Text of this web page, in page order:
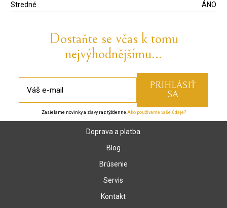
Stredné
ÁNO
Dostaňte se včas k tomu
nejvýhodnějšímu...
Zasielame novinky a zľavy raz týždenne.Ako používame vaše údaje?
Doprava a platba
Blog
Brúsenie
Servis
Kontakt